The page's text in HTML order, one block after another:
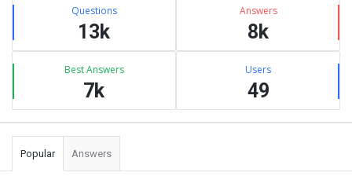
Questions
13k
Answers
8k
Best Answers
7k
Users
49
Popular Answers